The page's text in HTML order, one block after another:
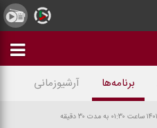
برنامه‌ها
آرشیوزمانی
ساعت ۰۱:۳۰ به مدت ۳۰ دقیقه